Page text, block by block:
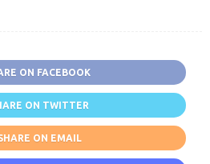
ON FACEBOOK
ON TWITTER
ON EMAIL